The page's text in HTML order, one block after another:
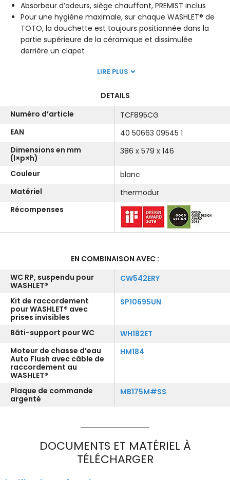
Absorbeur d’odeurs, siège chauffant, PREMIST inclus
Pour une hygiène maximale, sur chaque WASHLET® de
TOTO, la douchette est toujours positionnée dans la
partie supérieure de la céramique et dissimulée
derrière un clapet
LIRE PLUS
DETAILS
Numéro d’article
TCF895CG
EAN
40 50663 09545 1
Dimensions en mm
(l×p×h)
386 x 579 x 146
Couleur
blanc
Matériel
thermodur
Récompenses
EN COMBINAISON AVEC :
WC RP, suspendu pour
WASHLET®
CW542ERY
Kit de raccordement
pour WASHLET® avec
prises invisibles
SP10695UN
Bâti-support pour WC
WH182ET
Moteur de chasse d’eau
Auto Flush avec câble de
raccordement au
WASHLET®
HM184
Plaque de commande
argenté
MB175M#SS
DOCUMENTS ET MATÉRIEL À
TÉLÉCHARGER